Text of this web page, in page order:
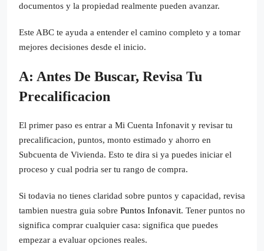
documentos y la propiedad realmente pueden avanzar.
Este ABC te ayuda a entender el camino completo y a tomar
mejores decisiones desde el inicio.
A: Antes De Buscar, Revisa Tu
Precalificacion
El primer paso es entrar a Mi Cuenta Infonavit y revisar tu
precalificacion, puntos, monto estimado y ahorro en
Subcuenta de Vivienda. Esto te dira si ya puedes iniciar el
proceso y cual podria ser tu rango de compra.
Si todavia no tienes claridad sobre puntos y capacidad, revisa
tambien nuestra guia sobre Puntos Infonavit. Tener puntos no
significa comprar cualquier casa: significa que puedes
empezar a evaluar opciones reales.